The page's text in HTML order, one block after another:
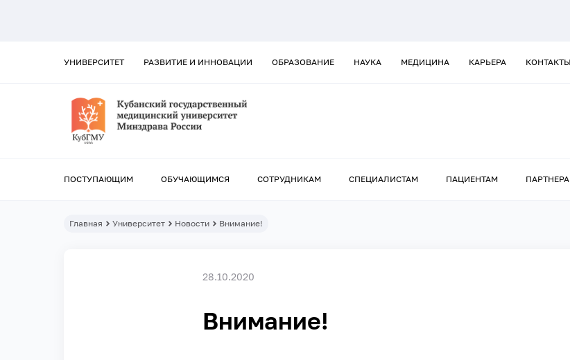
УНИВЕРСИТЕТ РАЗВИТИЕ И ИННОВАЦИИ ОБРАЗОВАНИЕ НАУКА МЕДИЦИНА КАРЬЕРА КОНТАКТЫ
ПОСТУПАЮЩИМ ОБУЧАЮЩИМСЯ СОТРУДНИКАМ СПЕЦИАЛИСТАМ ПАЦИЕНТАМ
Главная Университет Новости Внимание!
28.10.2020
Внимание!